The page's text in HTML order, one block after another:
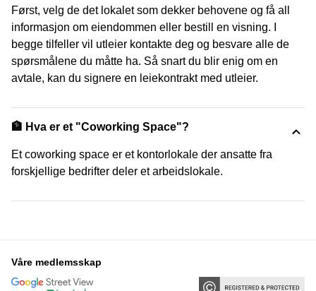
Først, velg de det lokalet som dekker behovene og få all
informasjon om eiendommen eller bestill en visning. I
begge tilfeller vil utleier kontakte deg og besvare alle de
spørsmålene du måtte ha. Så snart du blir enig om en
avtale, kan du signere en leiekontrakt med utleier.
🏦 Hva er et "Coworking Space"?
Et coworking space er et kontorlokale der ansatte fra
forskjellige bedrifter deler et arbeidslokale.
Våre medlemsskap